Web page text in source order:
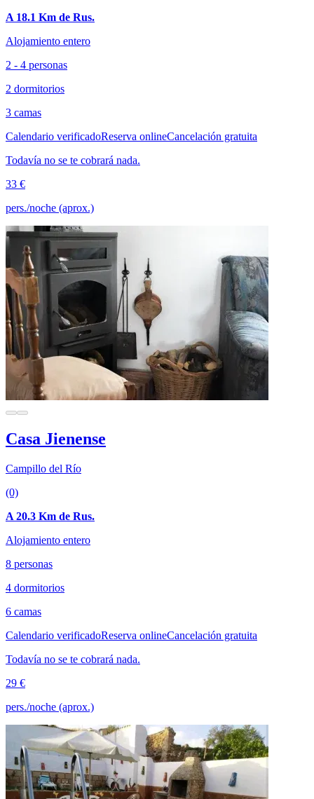
A 18.1 Km de Rus.
Alojamiento entero
2 - 4 personas
2 dormitorios
3 camas
Calendario verificadoReserva onlineCancelación gratuita
Todavía no se te cobrará nada.
33 €
pers./noche (aprox.)
Casa Jienense
Campillo del Río
(0)
A 20.3 Km de Rus.
Alojamiento entero
8 personas
4 dormitorios
6 camas
Calendario verificadoReserva onlineCancelación gratuita
Todavía no se te cobrará nada.
29 €
pers./noche (aprox.)